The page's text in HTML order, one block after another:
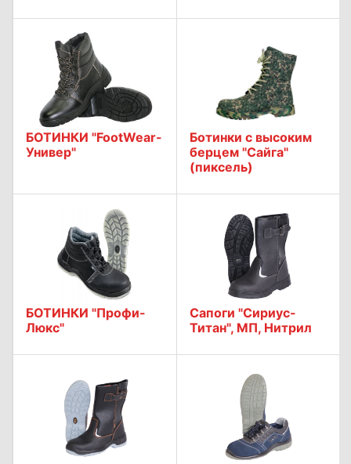
БОТИНКИ "FootWear-
Универ"
Ботинки с высоким
берцем "Сайга"
(пиксель)
БОТИНКИ "Профи-
Люкс"
Сапоги "Сириус-
Титан", МП, Нитрил